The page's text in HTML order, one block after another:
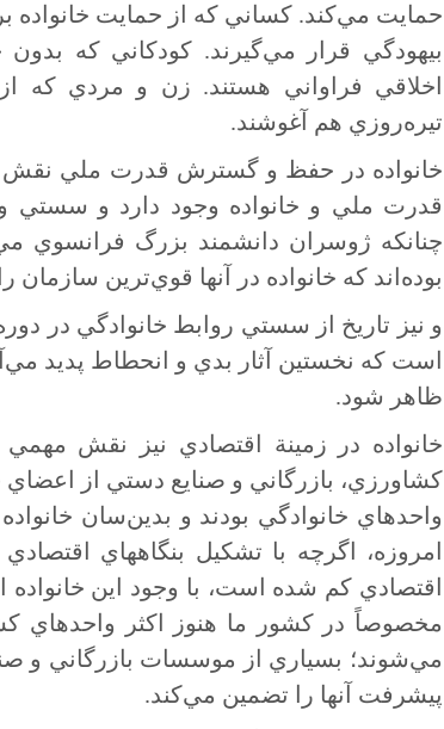
حمايت مي‌كند. كساني كه از حمايت خانواده
بيهودگي قرار مي‌گيرند. كودكاني كه
اخلاقي فراواني هستند. زن و مردي كه
تيره‌روزي هم آغوشند.
خانواده در حفظ و گسترش قدرت ملي نقش
قدرت ملي و خانواده وجود دارد و سستي و
چنانكه ژوسران دانشمند بزرگ فرانسوي
بوده‌اند كه خانواده در آنها قوي‌ترين
و نيز تاريخ از سستي روابط خانوادگي در
است كه نخستين آثار بدي و انحطاط پديد
ظاهر شود.
خانواده در زمينة اقتصادي نيز نقش
كشاورزي، بازرگاني و صنايع دستي از
واحدهاي خانوادگي بودند و بدين‌سان
امروزه، اگرچه با تشكيل بنگاههاي
اقتصادي كم شده است، با وجود اين
مخصوصاً در كشور ما هنوز اكثر واحدهاي
مي‌شوند؛ بسياري از موسسات بازرگاني و
پيشرفت آنها را تضمين مي‌كند.